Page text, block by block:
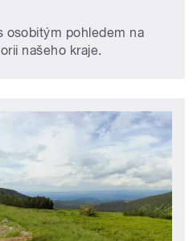
osobitým pohledem na
našeho kraje.